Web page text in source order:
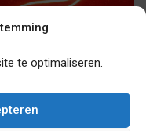
te optimaliseren.
première.